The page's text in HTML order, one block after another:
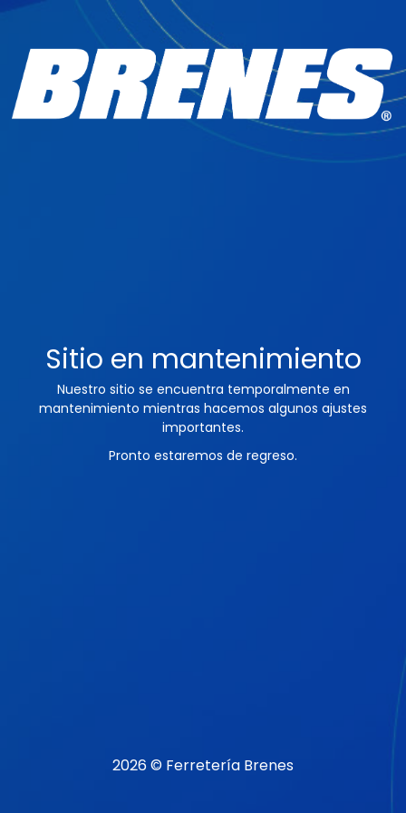
Sitio en mantenimiento
Nuestro sitio se encuentra temporalmente en
mantenimiento mientras hacemos algunos ajustes
importantes.
Pronto estaremos de regreso.
2026 © Ferretería Brenes